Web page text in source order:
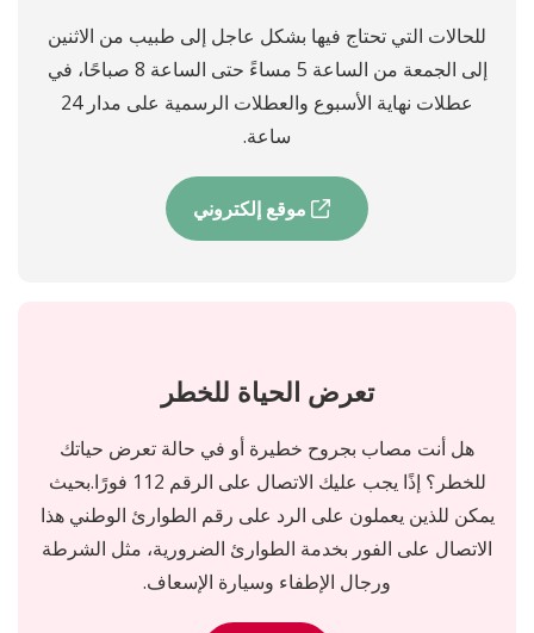
للحالات التي تحتاج فيها بشكل عاجل إلى طبيب من الاثنين
إلى الجمعة من الساعة 5 مساءً حتى الساعة 8 صباحًا، في
عطلات نهاية الأسبوع والعطلات الرسمية على مدار 24
ساعة.
موقع إلكتروني
تعرض الحياة للخطر
هل أنت مصاب بجروح خطيرة أو في حالة تعرض حياتك
للخطر؟ إذًا يجب عليك الاتصال على الرقم 112 فورًا.بحيث
يمكن للذين يعملون على الرد على رقم الطوارئ الوطني هذا
الاتصال على الفور بخدمة الطوارئ الضرورية، مثل الشرطة
ورجال الإطفاء وسيارة الإسعاف.